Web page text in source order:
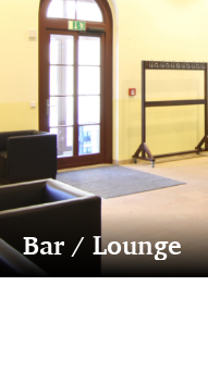
Bar / Lounge